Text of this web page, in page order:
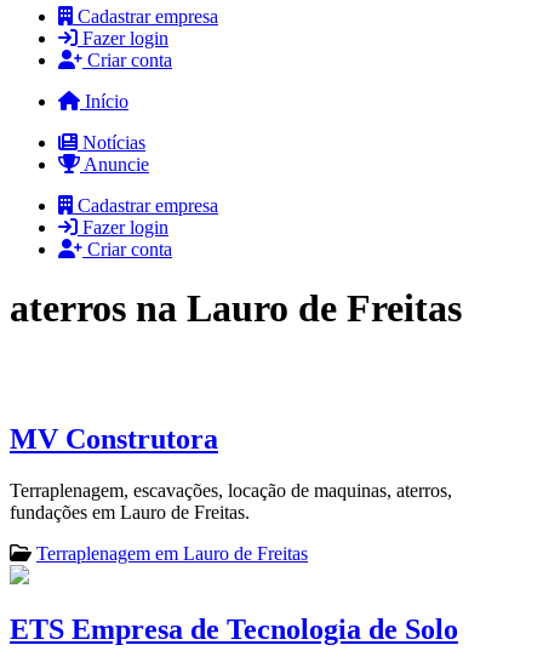
Cadastrar empresa
Fazer login
Criar conta
Início
Notícias
Anuncie
Cadastrar empresa
Fazer login
Criar conta
aterros na Lauro de Freitas
MV Construtora
Terraplenagem, escavações, locação de maquinas, aterros,
fundações em Lauro de Freitas.
Terraplenagem em Lauro de Freitas
ETS Empresa de Tecnologia de Solo